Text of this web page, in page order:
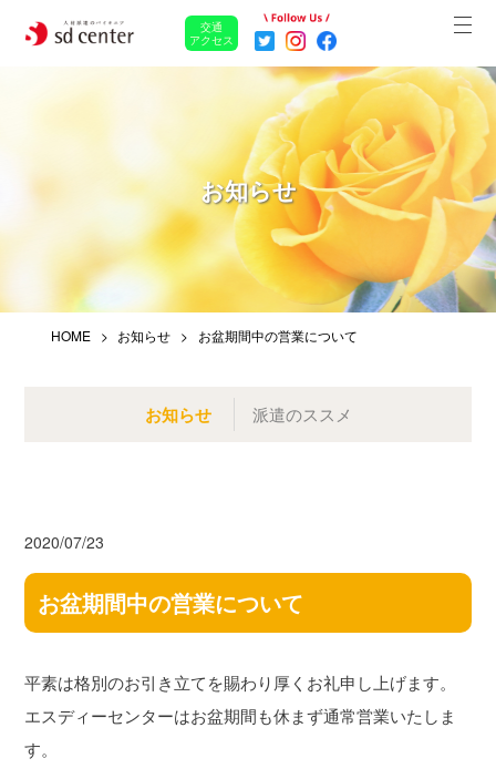
交通
アクセス
お知らせ
HOME お知らせ お盆期間中の営業について
お知らせ 派遣のススメ
2020/07/23
お盆期間中の営業について
平素は格別のお引き立てを賜わり厚くお礼申し上げます。
エスディーセンターはお盆期間も休まず通常営業いたしま
す。